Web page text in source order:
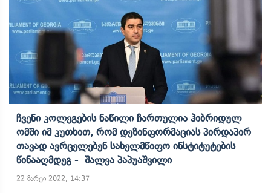
Ჩვენი Კოლეგების Ნაწილი Ჩართულია Ჰიბრიდულ
Ომში Იმ Კუთხით, Რომ Დეზინფორმაციას Პირდაპირ
Თავად Ავრცელებენ Სახელმწიფო Ინსტიტუტების
Წინააღმდეგ - Შალვა Პაპუაშვილი
22 მარტი 2022, 14:37